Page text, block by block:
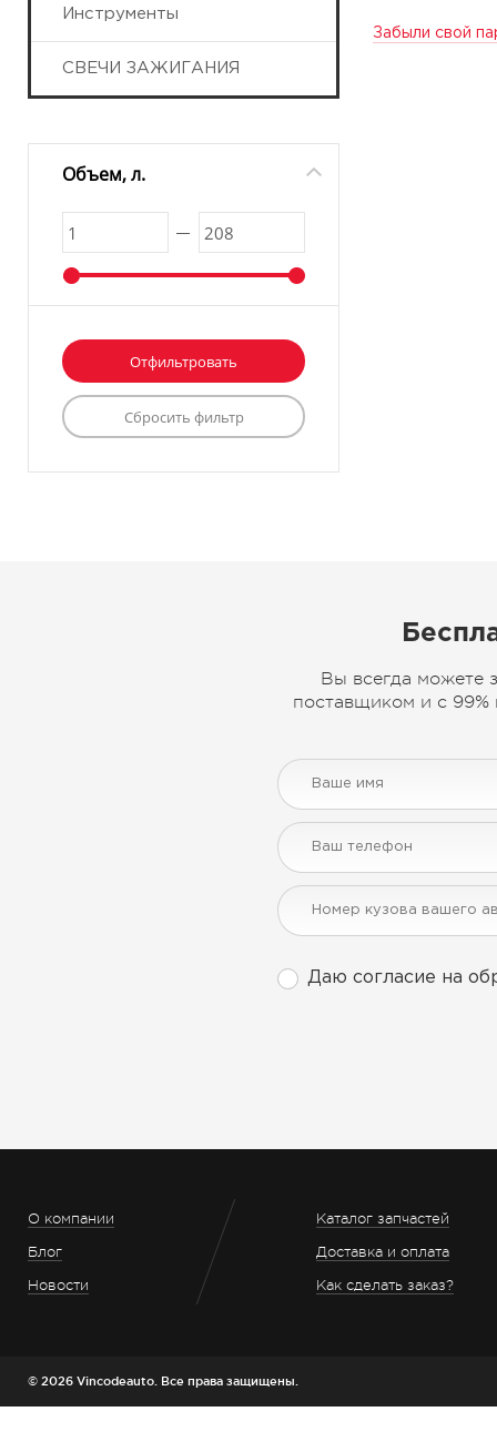
Инструменты
СВЕЧИ ЗАЖИГАНИЯ
Объем, л.
Забыли свой
Вы всегда можете
поставщиком и с 99%
Даю согласие на
О компании
Блог
Новости
Каталог запчастей
Доставка и оплата
Как сделать заказ?
© 2026 Vincodeauto. Все права защищены.